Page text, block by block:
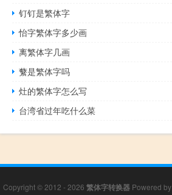
钉钉是繁体字
怡字繁体字多少画
离繁体字几画
蘩是繁体字吗
灶的繁体字怎么写
台湾省过年吃什么菜
Copyright © 2012 - 2026 繁体字转换器Powered by